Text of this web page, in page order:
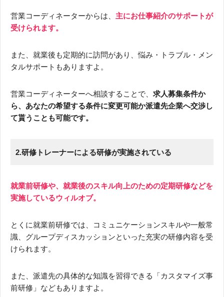
営業コーディネーターからは、 主にお仕事紹介のサポートが
受けられます。
また、就業後も定期的に訪問があり、悩み・トラブル・メン
タルサポートもありますよ。
営業コーディネーターへ相談することで、 求人募集条件か
ら、あなたの希望する条件に変更可能か派遣先企業へ交渉し
て貰うことも可能です。
2.研修トレーナーによる研修が実施されている
就業前研修や、就業後のスキル向上のための定期研修などを
実施しているウィルオブ。
とくに就業前研修では、コミュニケーションスキルや一般常
識、グループディスカッションといった充実の研修内容を受
けられます。
また、派遣先の具体的な知識を習得できる「カスタマイズ事
前研修」などもありますよ。